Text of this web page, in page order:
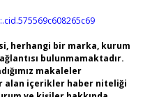
herhangi bir marka, kurum
bulunmamaktadır.
makaleler
alan içerikler haber niteliği